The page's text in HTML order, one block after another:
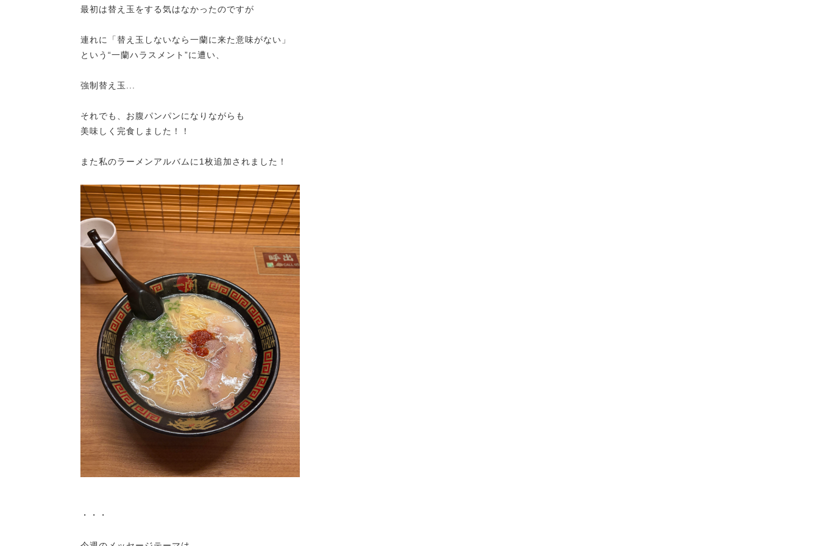
最初は替え玉をする気はなかったのですが
連れに「替え玉しないなら一蘭に来た意味がない」
という“一蘭ハラスメント”に遭い、
強制替え玉...
それでも、お腹パンパンになりながらも
美味しく完食しました！！
また私のラーメンアルバムに1枚追加されました！
・・・